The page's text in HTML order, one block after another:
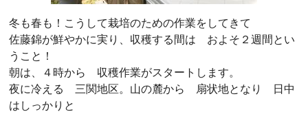
冬も春も！こうして栽培のための作業をしてきて
佐藤錦が鮮やかに実り、収穫する間は およそ２週間とい
うこと！
朝は、４時から 収穫作業がスタートします。
夜に冷える 三関地区。山の麓から 扇状地となり 日中
はしっかりと